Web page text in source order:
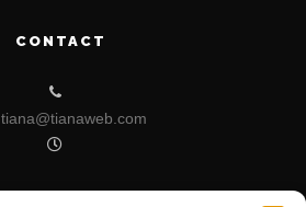
CONTACT
tiana@tianaweb.com